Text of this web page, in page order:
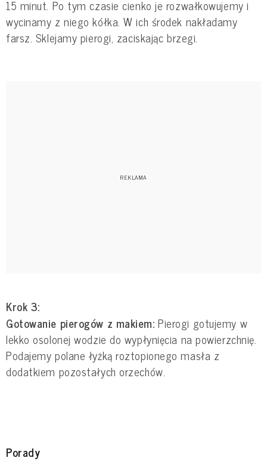
15 minut. Po tym czasie cienko je rozwałkowujemy i
wycinamy z niego kółka. W ich środek nakładamy
farsz. Sklejamy pierogi, zaciskając brzegi.
Krok 3:
Gotowanie pierogów z makiem: Pierogi gotujemy w
lekko osolonej wodzie do wypłynięcia na powierzchnię.
Podajemy polane łyżką roztopionego masła z
dodatkiem pozostałych orzechów.
Porady